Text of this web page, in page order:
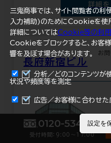
詳細
長府新宿ビル
お問
0120-534-011
受付時間：9:00〜17:00
三鬼商事では、サイト閲覧者の利
入力補助)のためにCookieを使用
詳細についてはCookie等の利用
Cookieをブロックすると、お客
響を及ぼす場合があります。
分析／どのコンテンツが
状況や頻度等を測定
広告／お客様に合わせた
設定を